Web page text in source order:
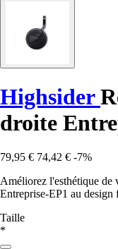
Highsider
droite
79,95 € 74,42 € -7%
Améliorez l'esthétique de
Entreprise-EP1 au design
Taille
*